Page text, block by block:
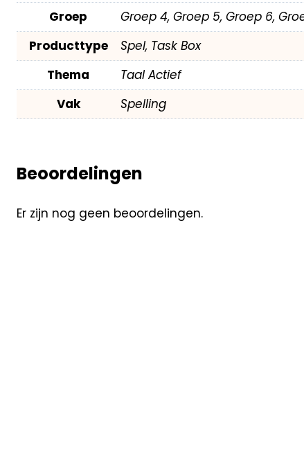
Groep
Groep 4, Groep 5, Groep 6,
Producttype
Spel, Task Box
Thema
Taal Actief
Vak
Spelling
Beoordelingen
Er zijn nog geen beoordelingen.